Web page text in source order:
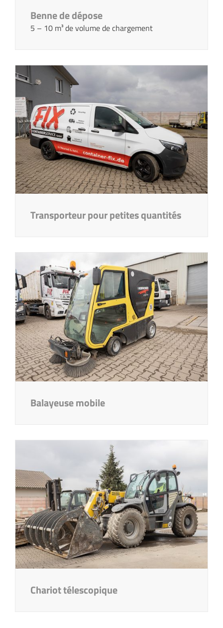
Benne de dépose
5 – 10 m³ de volume de chargement
Transporteur pour petites quantités
Balayeuse mobile
Chariot télescopique